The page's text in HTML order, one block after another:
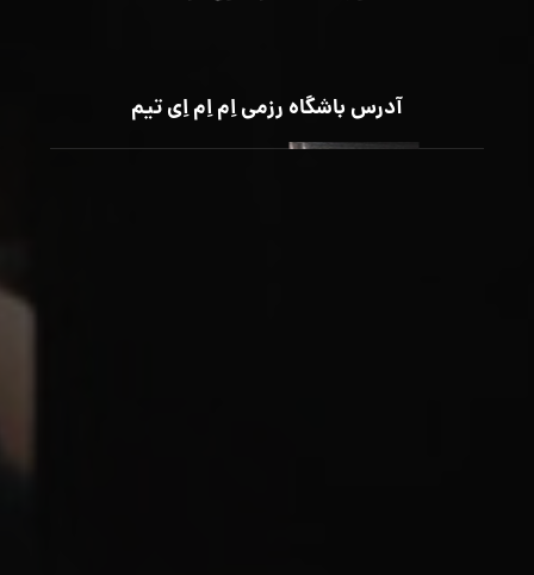
آدرس باشگاه رزمی اِم اِم اِی تیم